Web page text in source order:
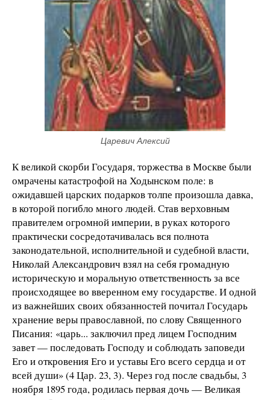
Царевич Алексий
К великой скорби Государя, торжества в Москве были
омрачены катастрофой на Ходынском поле: в
ожидавшей царских подарков толпе произошла давка,
в которой погибло много людей. Став верховным
правителем огромной империи, в руках которого
практически сосредотачивалась вся полнота
законодательной, исполнительной и судебной власти,
Николай Александрович взял на себя громадную
историческую и моральную ответственность за все
происходящее во вверенном ему государстве. И одной
из важнейших своих обязанностей почитал Государь
хранение веры православной, по слову Священного
Писания: «царь... заключил пред лицем Господним
завет — последовать Господу и соблюдать заповеди
Его и откровения Его и уставы Его всего сердца и от
всей души» (4 Цар. 23, 3). Через год после свадьбы, 3
ноября 1895 года, родилась первая дочь — Великая